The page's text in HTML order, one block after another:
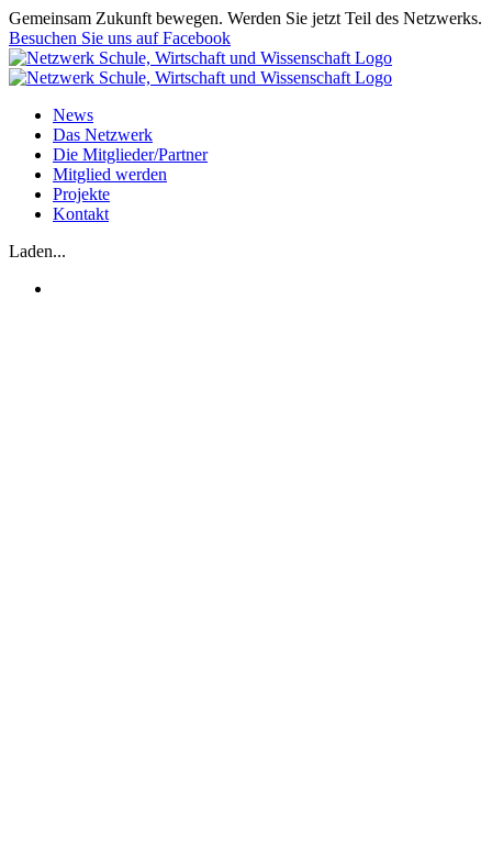
Zum
Inhalt
springen
Gemeinsam Zukunft bewegen. Werden Sie jetzt Teil des Netzwerks.
Besuchen Sie uns auf Facebook
News
Das Netzwerk
Die Mitglieder/Partner
Mitglied werden
Projekte
Kontakt
Laden...